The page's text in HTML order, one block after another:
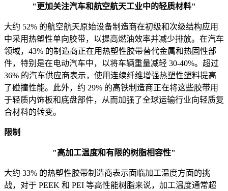
"更加关注汽车和航空航天工业中的轻质材料"
大约 52% 的航空航天原始设备制造商在初级和次级结构应用
中采用热塑性单向胶带，以提高燃油效率并减少排放。在汽车
领域，43% 的制造商正在用热塑性胶带替代金属和热固性部
件，特别是在电动汽车中，以将车辆重量减轻 30-40%。超过
36% 的汽车供应商表示，使用连续纤维增强热塑性塑料提高
了碰撞性能。此外，约 29% 的高铁制造商正在将这些胶带用
于轻质内饰板和底盘部件，从而加强了全球运输行业向轻质复
合材料的转变。
限制
"高加工温度和有限的树脂相容性"
大约 33% 的热塑性胶带制造商表示面临加工温度方面的挑
战，对于 PEEK 和 PEI 等高性能树脂来说，加工温度通常超